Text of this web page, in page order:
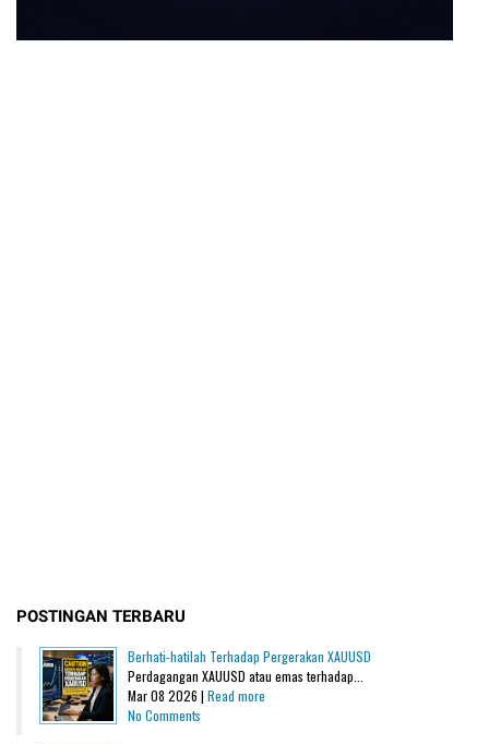
POSTINGAN TERBARU
Berhati-hatilah Terhadap Pergerakan XAUUSD
Perdagangan XAUUSD atau emas terhadap...
Mar 08 2026 | Read more
No Comments